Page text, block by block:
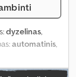
dyzelinas,
automatinis,
programa